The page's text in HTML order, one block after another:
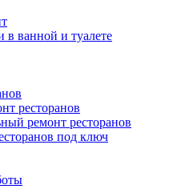
в ванной и туалете
ресторанов
ремонт ресторанов
под ключ